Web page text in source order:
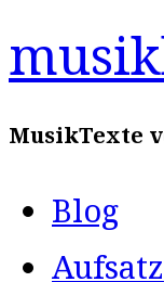
Zum
Inhalt
springen
MusikTexte
Blog
Aufsatz